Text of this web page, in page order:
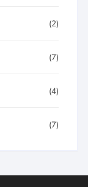
(2)
(7)
(4)
(7)